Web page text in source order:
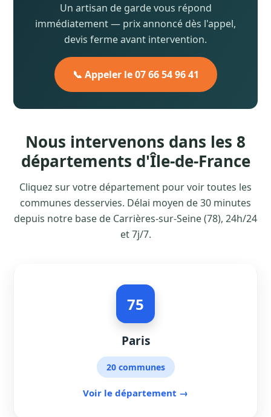
Un artisan de garde vous répond
immédiatement — prix annoncé dès l'appel,
devis ferme avant intervention.
📞 Appeler le 07 66 54 96 41
Nous intervenons dans les 8
départements d'Île-de-France
Cliquez sur votre département pour voir toutes les
communes desservies. Délai moyen de 30 minutes
depuis notre base de Carrières-sur-Seine (78), 24h/24
et 7j/7.
75
Paris
20 communes
Voir le département →